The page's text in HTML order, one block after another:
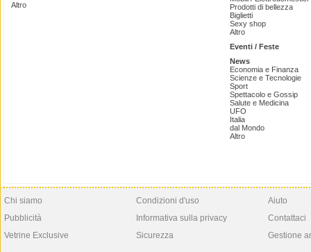
Altro
Prodotti di bellezza
Biglietti
Sexy shop
Altro
Eventi / Feste
News
Economia e Finanza
Scienze e Tecnologie
Sport
Spettacolo e Gossip
Salute e Medicina
UFO
Italia
dal Mondo
Altro
Chi siamo
Pubblicità
Vetrine Exclusive
Condizioni d'uso
Informativa sulla privacy
Sicurezza
Aiuto
Contattaci
Gestione